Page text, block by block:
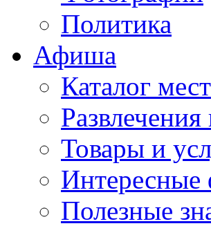
Политика
Афиша
Каталог мест
Товары и
Интересные
Полезные